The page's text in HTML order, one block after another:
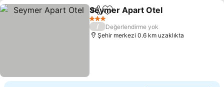
PaylaşFavorilerime ekle
Seymer Apart Otel
3 Yıldız
/
Değerlendirme yok
Şehir merkezi 0.6 km uzaklıkta